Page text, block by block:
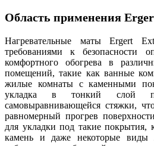
Область применения
Нагревательные маты Ergert
требованиями к безопасности
комфортного обогрева в
помещений, такие как ванные
жилые комнаты с каменными
укладка в тонкий слой
самовыравнивающейся стяжки,
равномерный прогрев
для укладки под такие покрытия,
камень и даже некоторые виды